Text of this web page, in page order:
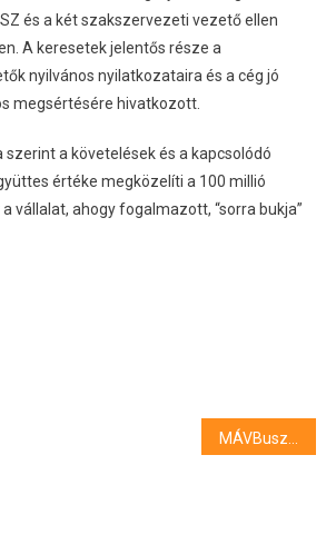
és a két szakszervezeti vezető ellen
A keresetek jelentős része a
nyilvános nyilatkozataira és a cég jó
megsértésére hivatkozott.
szerint a követelések és a kapcsolódó
értéke megközelíti a 100 millió
vállalat, ahogy fogalmazott, “sorra bukja”
MÁVBuszok közlekednek a vonatok helyett Kiskunfélegyháza és Szentes között